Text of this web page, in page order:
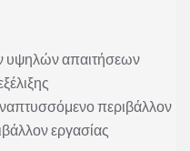
υψηλών απαιτήσεων
περιβάλλον
εργασίας